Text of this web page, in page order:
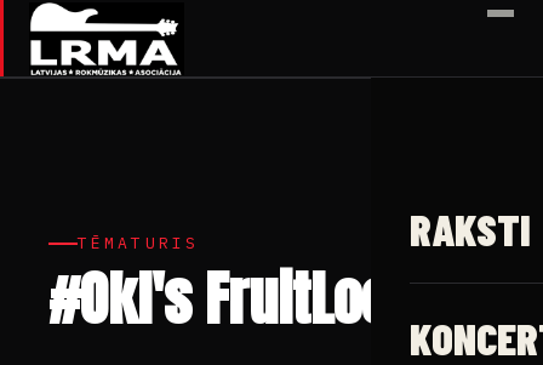
✕
RAKSTI
TĒMATURIS
#Okl's FruitLoops